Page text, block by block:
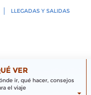
LLEGADAS Y SALIDAS
VER
ir, qué hacer, consejos
el viaje